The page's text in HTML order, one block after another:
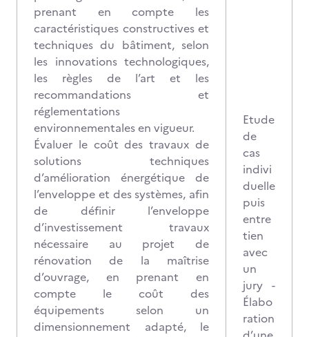
prenant en compte les
caractéristiques constructives et
techniques du bâtiment, selon
les innovations technologiques,
les règles de l’art et les
recommandations et
réglementations
environnementales en vigueur.
Évaluer le coût des travaux de
solutions techniques
d’amélioration énergétique de
l’enveloppe et des systèmes, afin
de définir l’enveloppe
d’investissement travaux
nécessaire au projet de
rénovation de la maîtrise
d’ouvrage, en prenant en
compte le coût des
équipements selon un
dimensionnement adapté, le
Etude
de
cas
indivi
duelle
puis
entre
tien
avec
un
jury -
Élabo
ration